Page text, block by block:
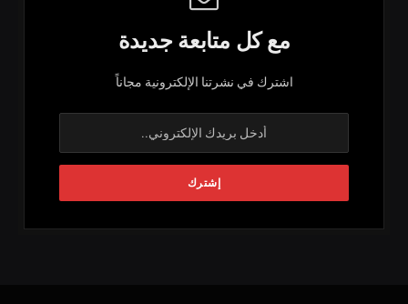
مع كل متابعة جديدة
اشترك في نشرتنا الإلكترونية مجاناً